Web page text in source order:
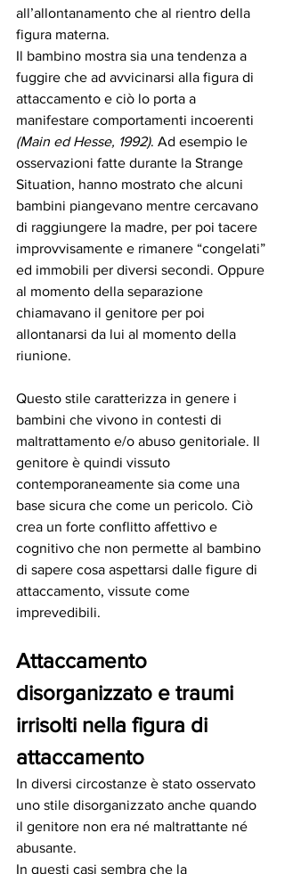
all’allontanamento che al rientro della
figura materna.
Il bambino mostra sia una tendenza a
fuggire che ad avvicinarsi alla figura di
attaccamento e ciò lo porta a
manifestare comportamenti incoerenti
(Main ed Hesse, 1992). Ad esempio le
osservazioni fatte durante la Strange
Situation, hanno mostrato che alcuni
bambini piangevano mentre cercavano
di raggiungere la madre, per poi tacere
improvvisamente e rimanere “congelati”
ed immobili per diversi secondi. Oppure
al momento della separazione
chiamavano il genitore per poi
allontanarsi da lui al momento della
riunione.
Questo stile caratterizza in genere i
bambini che vivono in contesti di
maltrattamento e/o abuso genitoriale. Il
genitore è quindi vissuto
contemporaneamente sia come una
base sicura che come un pericolo. Ciò
crea un forte conflitto affettivo e
cognitivo che non permette al bambino
di sapere cosa aspettarsi dalle figure di
attaccamento, vissute come
imprevedibili.
Attaccamento
disorganizzato e traumi
irrisolti nella figura di
attaccamento
In diversi circostanze è stato osservato
uno stile disorganizzato anche quando
il genitore non era né maltrattante né
abusante.
In questi casi sembra che la